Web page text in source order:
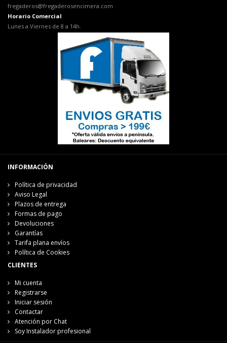
fregaderos@fregaderosencimera.com
Horario Comercial
Lunes a Viernes de 8 a 14h.
INFORMACIÓN
Política de privacidad
Aviso Legal
Plazos de entrega
Formas de pago
Devoluciones
Garantías
Tarifa plana envíos
Política de Cookies
CLIENTES
Mi cuenta
Registrarse
Iniciar sesión
Contactar
Atención por Chat
Soy Instalador profesional